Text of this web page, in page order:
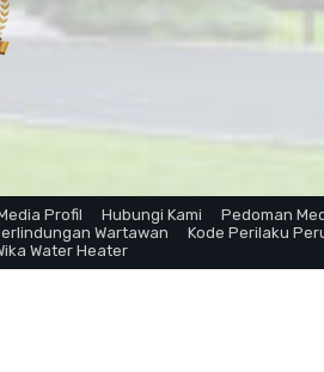
Profil Hubungi Kami
Pedoman
Wartawan
Kode Perilaku
Water Heater